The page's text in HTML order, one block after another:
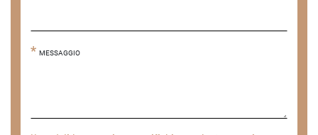
MESSAGGIO